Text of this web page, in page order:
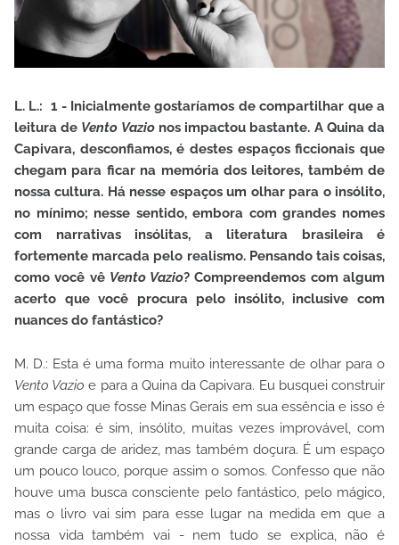
L. L.: 1 - Inicialmente gostaríamos de compartilhar que a
leitura de Vento Vazionos impactou bastante. A Quina da
Capivara, desconfiamos, é destes espaços ficcionais que
chegam para ficar na memória dos leitores, também de
nossa cultura. Há nesse espaços um olhar para o insólito,
no mínimo; nesse sentido, embora com grandes nomes
com narrativas insólitas, a literatura brasileira é
fortemente marcada pelo realismo. Pensando tais coisas,
como você vê Vento Vazio? Compreendemos com algum
acerto que você procura pelo insólito, inclusive com
nuances do fantástico?
M. D.: Esta é uma forma muito interessante de olhar para o
Vento Vazio e para a Quina da Capivara. Eu busquei construir
um espaço que fosse Minas Gerais em sua essência e isso é
muita coisa: é sim, insólito, muitas vezes improvável, com
grande carga de aridez, mas também doçura. É um espaço
um pouco louco, porque assim o somos. Confesso que não
houve uma busca consciente pelo fantástico, pelo mágico,
mas o livro vai sim para esse lugar na medida em que a
nossa vida também vai - nem tudo se explica, não é